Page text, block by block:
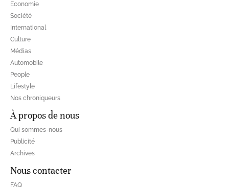
Economie
Société
International
Culture
Médias
Automobile
People
Lifestyle
Nos chroniqueurs
À propos de nous
Qui sommes-nous
Publicité
Archives
Nous contacter
FAQ